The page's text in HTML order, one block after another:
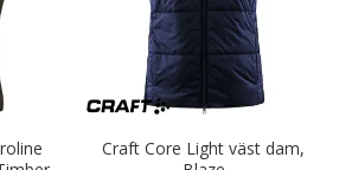
Craft Core Light väst dam,